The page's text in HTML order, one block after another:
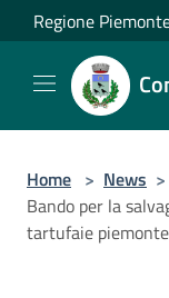
Salta al contenuto
Regione
Home > News >
Bando per la
tartufaie